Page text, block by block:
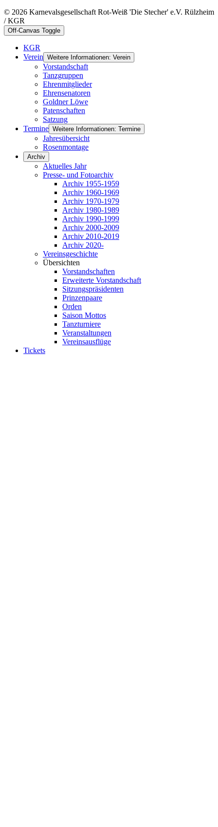
© 2026 Karnevalsgesellschaft Rot-Weiß 'Die Stecher' e.V. Rülzheim
/ KGR
Off-Canvas Toggle
KGR
Verein Weitere Informationen: Verein
Vorstandschaft
Tanzgruppen
Ehrenmitglieder
Ehrensenatoren
Goldner Löwe
Patenschaften
Satzung
Termine Weitere Informationen: Termine
Jahresübersicht
Rosenmontage
Archiv
Aktuelles Jahr
Presse- und Fotoarchiv
Archiv 1955-1959
Archiv 1960-1969
Archiv 1970-1979
Archiv 1980-1989
Archiv 1990-1999
Archiv 2000-2009
Archiv 2010-2019
Archiv 2020-
Vereinsgeschichte
Übersichten
Vorstandschaften
Erweiterte Vorstandschaft
Sitzungspräsidenten
Prinzenpaare
Orden
Saison Mottos
Tanzturniere
Veranstaltungen
Vereinsausflüge
Tickets